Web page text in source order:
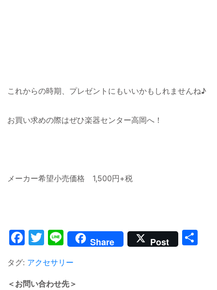
これからの時期、プレゼントにもいいかもしれませんね♪
お買い求めの際はぜひ楽器センター高岡へ！
メーカー希望小売価格 1,500円+税
Facebook
Twitter
LineShare Post
タグ: アクセサリー
＜お問い合わせ先＞